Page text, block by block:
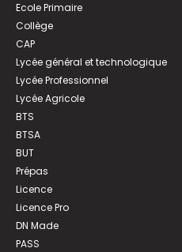
Ecole Primaire
Collège
CAP
Lycée général et technologique
Lycée Professionnel
Lycée Agricole
BTS
BTSA
BUT
Prépas
Licence
Licence Pro
DN Made
PASS